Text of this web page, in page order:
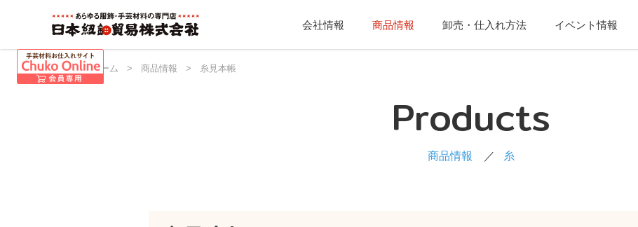
会社情報 商品情報 卸売・仕入れ方法 イベント情報
日本紐釦 ホーム > 商品情報 > 糸見本帳
Products
商品情報 糸